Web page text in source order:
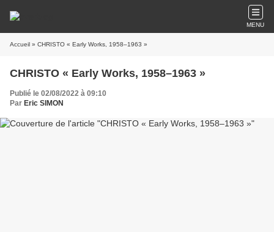
MENU
Accueil » CHRISTO « Early Works, 1958–1963 »
CHRISTO « Early Works, 1958–1963 »
Publié le 02/08/2022 à 09:10
Par Eric SIMON